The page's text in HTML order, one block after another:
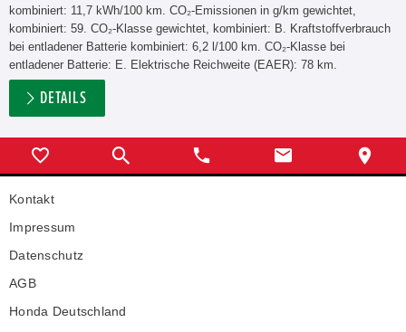
kombiniert: 11,7 kWh/100 km. CO₂-Emissionen in g/km gewichtet,
kombiniert: 59. CO₂-Klasse gewichtet, kombiniert: B. Kraftstoffverbrauch
bei entladener Batterie kombiniert: 6,2 l/100 km. CO₂-Klasse bei
entladener Batterie: E. Elektrische Reichweite (EAER): 78 km.
DETAILS
Kontakt
Impressum
Datenschutz
AGB
Honda Deutschland